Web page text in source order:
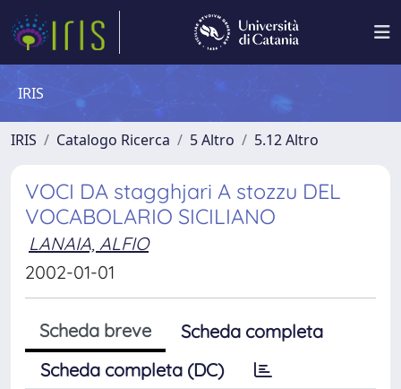
IRIS
IRIS Catalogo Ricerca 5 Altro 5.12 Altro
VOCI DA stagghjari A stozzu DEL
VOCABOLARIO SICILIANO
LANAIA, ALFIO
2002-01-01
Scheda breve
Scheda completa
Scheda completa (DC)